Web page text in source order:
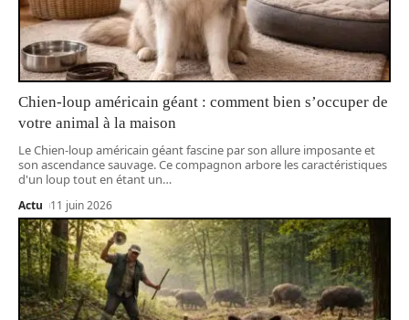
Chien-loup américain géant : comment bien s’occuper de
votre animal à la maison
Le Chien-loup américain géant fascine par son allure imposante et
son ascendance sauvage. Ce compagnon arbore les caractéristiques
d'un loup tout en étant un…
Actu 11 juin 2026